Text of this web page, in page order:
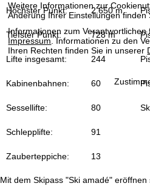
Weitere Informationen zur
Änderung Ihrer Einstellungen
Informationen zum
Impressum. Informationen zu den
Ihren Rechten finden Sie in unserer
t
s
Höchster Punkt: 2.650 m
Tiefster Punkt: 728 m
Lifte insgesamt: 244
Kabinenbahnen: 60
Sessellifte: 80
Schlepplifte: 91
Zauberteppiche: 13
Mit dem Skipass "Ski amadé"